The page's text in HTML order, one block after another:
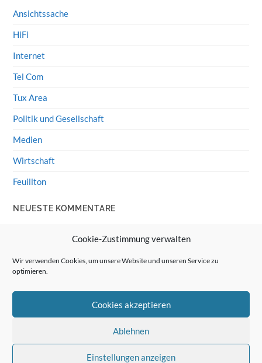
Cookie-Zustimmung verwalten
Wir verwenden Cookies, um unsere Website und unseren Service zu
optimieren.
Cookies akzeptieren
Ablehnen
Einstellungen anzeigen
Ansichtssache
HiFi
Internet
Tel Com
Tux Area
Politik und Gesellschaft
Medien
Wirtschaft
Feuillton
NEUESTE KOMMENTARE
Wolff von Rechenberg
Linux Mint: Google Drive integrieren
HiFi-Klassiker: Celestion 3